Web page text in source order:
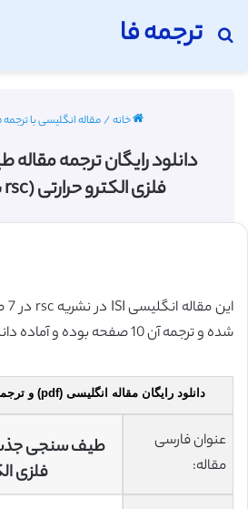
ترجمه فا
جستجو برای
خانه/مقاله انگلیسی با
دانلود رایگان ترجمه
فلزی الکترو حرارتی (rsc سال 2017)
شده و ترجمه آن 10 صفحه بوده و آماده دانلود رایگان می باشد.
دانلود رایگان مقاله انگلیسی (pdf) و ترجمه فارسی (pdf + word)
عنوان فارسی
مقاله:
طیف سنجی
فلزی